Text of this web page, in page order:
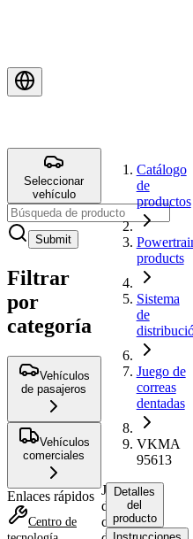
Seleccionar
vehículo
Submit
Filtrar
por
categoría
Vehículos
de pasajeros
Vehículos
comerciales
Enlaces rápidos
Centro de
Catálogo
de
productos
products
Sistema
de
Juego de
correas
dentadas
VKMA
95613
Juego
de
correas
Detalles
del
producto